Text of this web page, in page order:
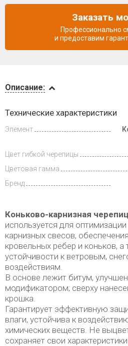
и оплата
Описание:
Технические характеристики
Элемент
Цвет гибкой черепицы
Цветовая гамма
Бренд
Коньково-карнизная
используется для
карнизных свесов,
кровельных ребер и коньков,
устойчивости к ветровым,
воздействиям.
В основе лежит битум,
модификатором; сверху
крошка.
Гарантирует эффективную
влаги, устойчива к
химических веществ. Не
сохраняет свои
Заказать
Профессионально
и предоставим